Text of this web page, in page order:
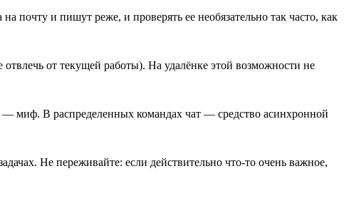
почту и пишут реже, и проверять ее необязательно так часто, как
от текущей работы). На удалёнке этой возможности не
— миф. В распределенных командах чат — средство асинхронной
Не переживайте: если действительно что-то очень важное,